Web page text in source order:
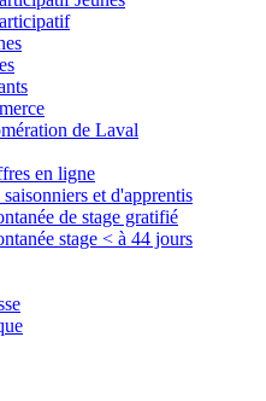
de Laval
en ligne
et d'apprentis
de stage gratifié
stage < à 44 jours